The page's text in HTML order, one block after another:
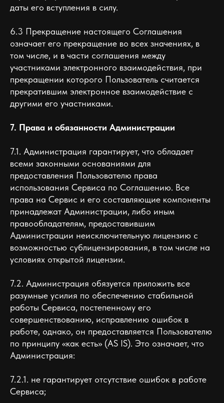
даты его вступления в силу.
6.3 Прекращение настоящего Соглашения
означает его прекращение во всех значениях, в
том числе, и в части соглашения между
участниками электронного взаимодействия, при
прекращении которого Пользователь считается
прекратившим электронное взаимодействие с
другими его участниками.
7. Права и обязанности Администрации
7.1. Администрация гарантирует, что обладает
всеми законными основаниями для
предоставления Пользователю права
использования Сервиса по Соглашению. Все
права на Сервис и его составляющие компоненты
принадлежат Администрации, либо иным
правообладателям, предоставившим
Администрации неисключительную лицензию с
возможностью сублицензирования, в том числе на
условиях открытой лицензии.
7.2. Администрация обязуется приложить все
разумные усилия по обеспечению стабильной
работы Сервиса, постепенному его
совершенствованию, исправлению ошибок в
работе, однако, он предоставляется Пользователю
по принципу «как есть» (AS IS). Это означает, что
Администрация:
7.2.1. не гарантирует отсутствие ошибок в работе
Сервиса;